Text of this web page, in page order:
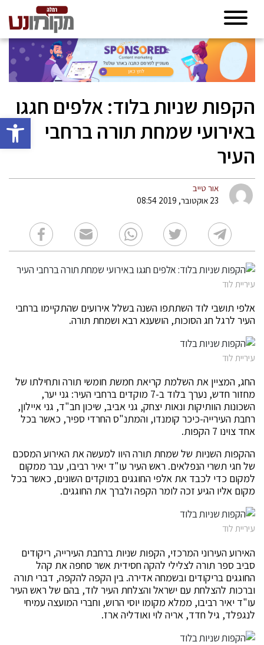
פתח
הקפות שניות בלוד: אלפים חגגו
באירועי שמחת תורה ברחבי
העיר
אור טייב
23 אוקטובר, 2019 08:54
עיריית לוד
אלפי תושבי לוד השתתפו השנה בשלל אירועים שהתקיימו ברחבי
העיר לרגל חג הסוכות, הושענא רבא ושמחת תורה.
עיריית לוד
החג, המציין את השלמת קריאת חמשת חומשי תורה ותחילתו של
מחזור חדש, נערך בלוד ב-7 מוקדים ברחבי העיר: גני יער,
השכונות הוותיקות ונאות יצחק, גני אביב, שיכון חב"ד, גני איילון,
רחבת העירייה-כיכר קומנדו, והמתנ"ס החרדי ספיר, כאשר בכל
אחד צוינו 7 הקפות.
ההקפות השניות של שמחת תורה היוו למעשה את האירוע המסכם
של חגי תשרי הנפלאים. ראש העיר עו"ד יאיר רביבו, עבר ממקום
למקום כדי לכבד את אלפי החוגגים במוקדים השונים, כאשר בכל
מקום אליו הגיע זכה לומר הקפה ולברך את החוגגים.
עיריית לוד
האירוע העירוני המרכזי, הקפות שניות ברחבת העירייה, ריקודים
סביב ספר תורה לצלילי להקה חסידית אשר סחפה את קהל
החוגגים בריקודים ובשמחה אדירה. בין הקפה להקפה, דברי תורה
וברכות להצלחת עם ישראל והצלחת העיר לוד, בהם של ראש העיר
עו"ד יאיר רביבו, ממלא מקומו יוסי הרוש, וחברי המועצה עמיחי
לנגפלד, גיל חדד, אריה לוי ואודליה ארז.